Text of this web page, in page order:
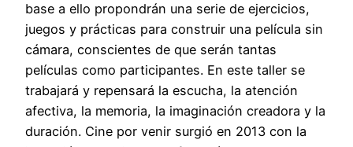
base a ello propondrán una serie de ejercicios,
juegos y prácticas para construir una película sin
cámara, conscientes de que serán tantas
películas como participantes. En este taller se
trabajará y repensará la escucha, la atención
afectiva, la memoria, la imaginación creadora y la
duración. Cine por venir surgió en 2013 con la